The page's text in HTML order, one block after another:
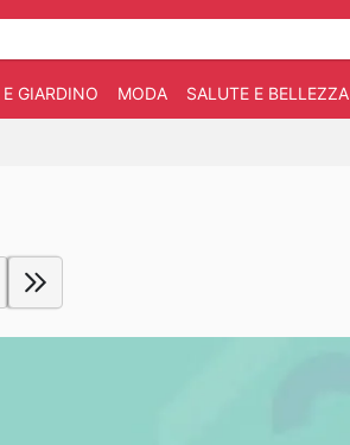
GIARDINO MODA SALUTE E BELLEZZA